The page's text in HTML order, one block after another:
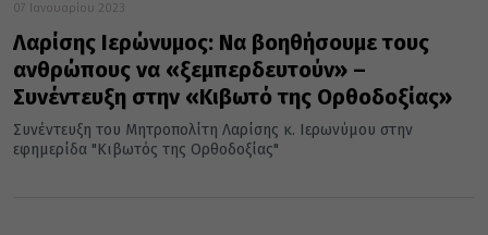
07 Ιανουαρίου 2023
Λαρίσης Ιερώνυμος: Να βοηθήσουμε τους
ανθρώπους να «ξεμπερδευτούν» –
Συνέντευξη στην «Κιβωτό της Ορθοδοξίας»
Συνέντευξη του Μητροπολίτη Λαρίσης κ. Ιερωνύμου στην
εφημερίδα "Κιβωτός της Ορθοδοξίας"